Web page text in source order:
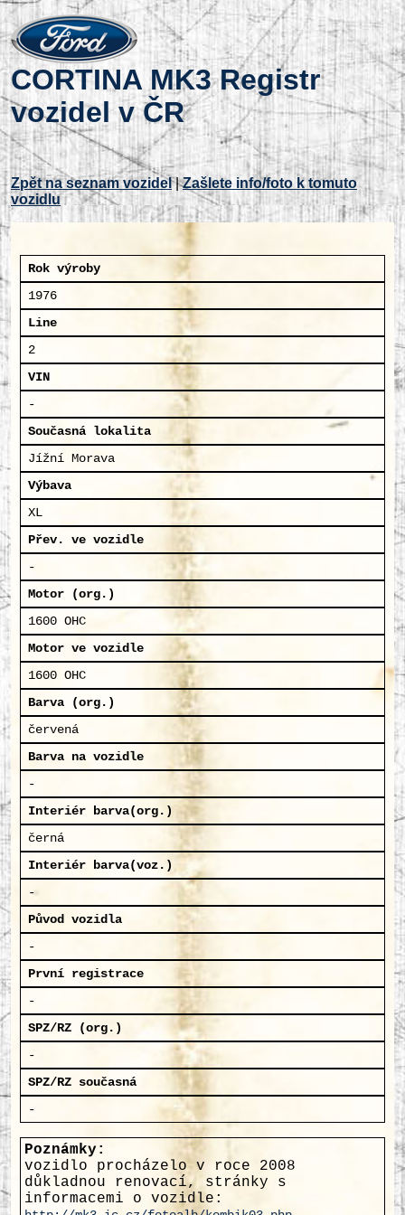
CORTINA MK3 Registr
vozidel v ČR
Zpět na seznam vozidel|Zašlete info/foto k tomuto
vozidlu
Rok výroby
1976
Line
2
VIN
-
Současná lokalita
Jížní Morava
Výbava
XL
Přev. ve vozidle
-
Motor (org.)
1600 OHC
Motor ve vozidle
1600 OHC
Barva (org.)
červená
Barva na vozidle
-
Interiér barva(org.)
černá
Interiér barva(voz.)
-
Původ vozidla
-
První registrace
-
SPZ/RZ (org.)
-
SPZ/RZ současná
-
Poznámky:
vozidlo procházelo v roce 2008
důkladnou renovací, stránky s
informacemi o vozidle: